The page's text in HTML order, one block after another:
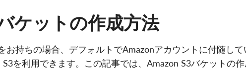
ケットの作成方法
お持ちの場合、デフォルトでAmazonアカウントに付随して
を利用できます。この記事では、Amazon S3バケットの作